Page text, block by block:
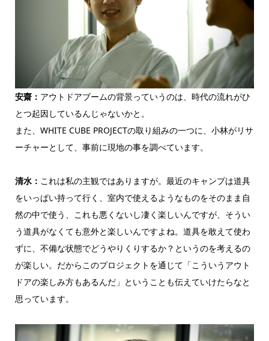
安齋： アウトドアブームの背景っていうのは、時代の流れがひ
とつ起因しているんじゃないかと。
また、WHITE CUBE PROJECTの取り組みの一つに、小林がリサ
ーチャーとして、事前に現地の事を調べています。
清水： これは私の主観ではありますが。最近のキャンプは道具
をいっぱい持って行く、室内で使えるようなものをそのまま自
然の中で使う、これも悪くないし凄く楽しいんですが、そうい
う道具がなくても意外と楽しいんですよね。道具を敢えて使わ
ずに、不備な状態でどうやりくりするか？というのを考えるの
が楽しい。だからこのプロジェクトを通じて「こういうアウト
ドアの楽しみ方もあるんだ」ということも伝えていけたらなと
思っています。